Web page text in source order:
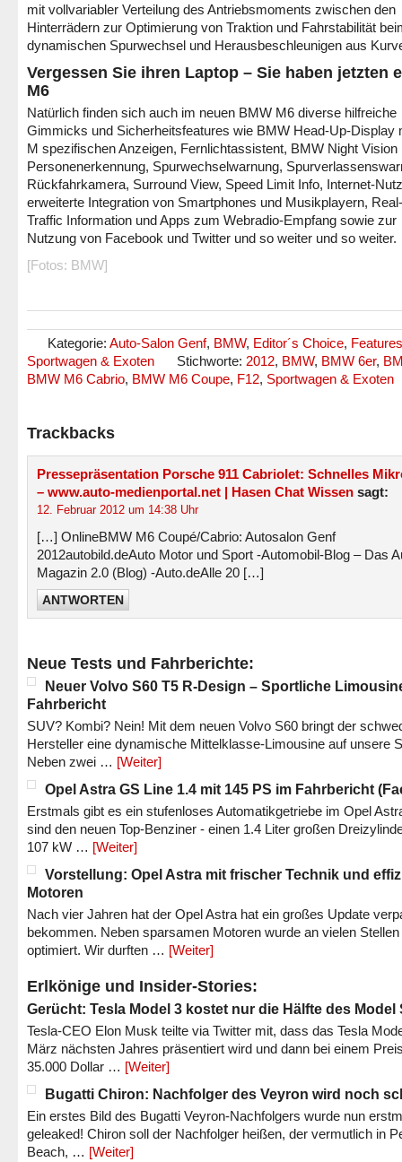
mit vollvariabler Verteilung des Antriebsmoments zwischen den
Hinterrädern zur Optimierung von Traktion und Fahrstabilität
dynamischen Spurwechsel und Herausbeschleunigen aus
Vergessen Sie ihren Laptop – Sie haben jetzten
M6
Natürlich finden sich auch im neuen BMW M6 diverse hilfreiche
Gimmicks und Sicherheitsfeatures wie BMW Head-Up-Display
M spezifischen Anzeigen, Fernlichtassistent, BMW Night Vision
Personenerkennung, Spurwechselwarnung,
Rückfahrkamera, Surround View, Speed Limit Info, Internet-
erweiterte Integration von Smartphones und Musikplayern,
Traffic Information und Apps zum Webradio-Empfang sowie zur
Nutzung von Facebook und Twitter und so weiter und so weiter.
[Fotos: BMW]
Kategorie: Auto-Salon Genf, BMW, Editor´s Choice, Features
Sportwagen & Exoten
Stichworte: 2012, BMW, BMW 6er,
BMW M6 Cabrio, BMW M6 Coupe, F12, Sportwagen & Exoten
Trackbacks
Pressepräsentation Porsche 911 Cabriolet: Schnelles
– www.auto-medienportal.net | Hasen Chat Wissen sagt:
12. Februar 2012 um 14:38 Uhr
[…] OnlineBMW M6 Coupé/Cabrio: Autosalon Genf
2012autobild.deAuto Motor und Sport -Automobil-Blog – Das
Magazin 2.0 (Blog) -Auto.deAlle 20 […]
ANTWORTEN
Neue Tests und Fahrberichte:
Neuer Volvo S60 T5 R-Design – Sportliche
Fahrbericht
SUV? Kombi? Nein! Mit dem neuen Volvo S60 bringt der
Hersteller eine dynamische Mittelklasse-Limousine auf unsere
Neben zwei … [Weiter]
Opel Astra GS Line 1.4 mit 145 PS im Fahrbericht
Erstmals gibt es ein stufenloses Automatikgetriebe im Opel
sind den neuen Top-Benziner - einen 1.4 Liter großen
107 kW … [Weiter]
Vorstellung: Opel Astra mit frischer Technik und
Motoren
Nach vier Jahren hat der Opel Astra hat ein großes Update
bekommen. Neben sparsamen Motoren wurde an vielen Stellen
optimiert. Wir durften … [Weiter]
Erlkönige und Insider-Stories:
Gerücht: Tesla Model 3 kostet nur die Hälfte des Model
Tesla-CEO Elon Musk teilte via Twitter mit, dass das Tesla
März nächsten Jahres präsentiert wird und dann bei einem
35.000 Dollar … [Weiter]
Bugatti Chiron: Nachfolger des Veyron wird noch
Ein erstes Bild des Bugatti Veyron-Nachfolgers wurde nun
geleaked! Chiron soll der Nachfolger heißen, der vermutlich in
Beach, … [Weiter]